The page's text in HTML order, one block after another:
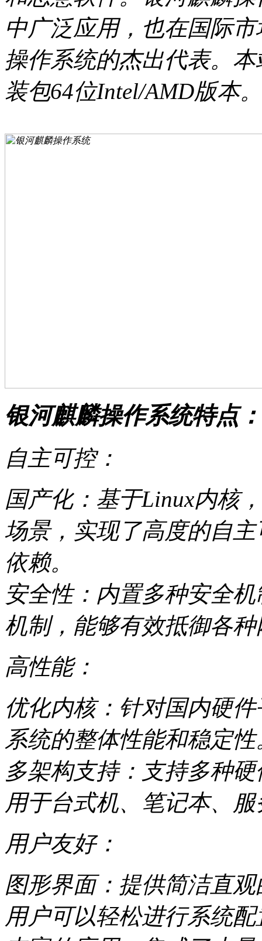
中广泛应用，也在国际
操作系统的杰出代表。
装包64位Intel/AMD版本。
银河麒麟操作系统特点：
自主可控：
国产化：基于Linux内核
场景，实现了高度的自
依赖。
安全性：内置多种安全
机制，能够有效抵御各
高性能：
优化内核：针对国内硬
系统的整体性能和稳定性
多架构支持：支持多种
用于台式机、笔记本、
用户友好：
图形界面：提供简洁直
用户可以轻松进行系统